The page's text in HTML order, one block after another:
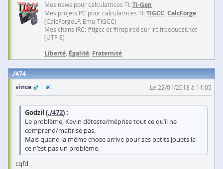
Mes news pour calculatrices TI: Ti-Gen
Mes projets PC pour calculatrices TI: TIGCC, CalcForge
(CalcForgeLP, Emu-TIGCC)
Mes chans IRC: #tigcc et #inspired sur irc.freequest.net
(UTF-8)
Liberté, Égalité, Fraternité
474
vince
Le 22/01/2018 à 11:05
Godzil (./472) :
Le problème, Kevin déteste/méprise tout ce qu’il ne
comprend/maîtrise pas.
Mais quand la même chose arrive pour ses petits jouets la
ce n’est pas un problème.
cqfd